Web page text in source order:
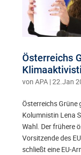
Österreichs
von APA|22.Jan
Österreichs Grüne
Kolumnistin Lena
Wahl. Der frühere
Vorsitzende des
schließt eine EU-